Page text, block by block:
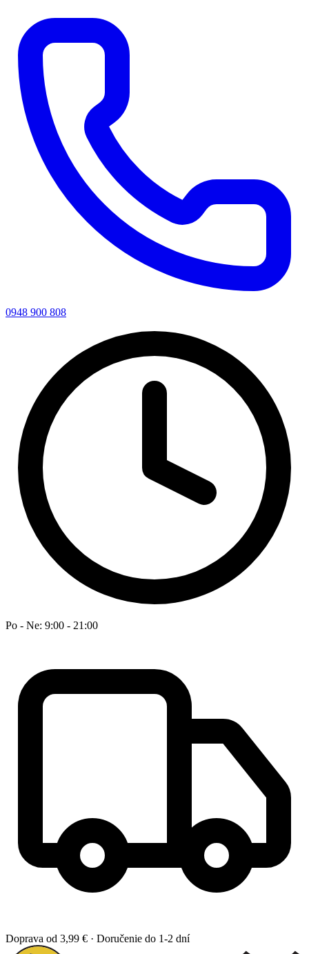
0948 900 808
Po - Ne: 9:00 - 21:00
Doprava od 3,99 € · Doručenie do 1-2 dní